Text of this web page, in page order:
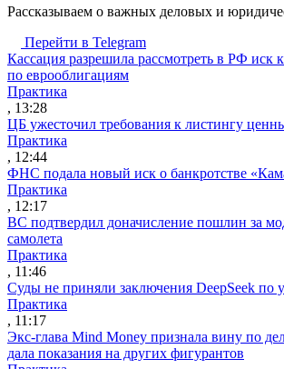
Рассказываем о важных деловых и
Перейти в Telegram
Кассация разрешила рассмотреть в РФ иск
по еврооблигациям
Практика
, 13:28
ЦБ ужесточил требования к листингу
Практика
, 12:44
ФНС подала новый иск о банкротстве
Практика
, 12:17
ВС подтвердил доначисление пошлин за
самолета
Практика
, 11:46
Суды не приняли заключения DeepSeek по
Практика
, 11:17
Экс-глава Mind Money признала вину по
дала показания на других фигурантов